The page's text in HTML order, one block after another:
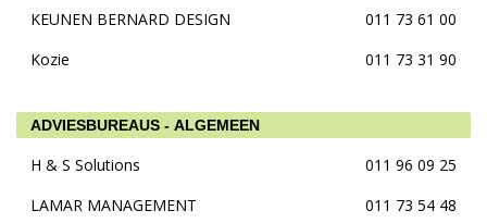
KEUNEN BERNARD DESIGN
011 73 61 00
Kozie
011 73 31 90
ADVIESBUREAUS - ALGEMEEN
H & S Solutions
011 96 09 25
LAMAR MANAGEMENT
011 73 54 48